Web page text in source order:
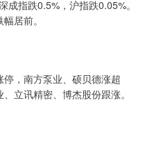
指跌0.5%，沪指跌0.05%。
居前。
，南方泵业、硕贝德涨超
立讯精密、博杰股份跟涨。